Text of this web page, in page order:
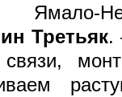
Ямало-
Третьяк.
связи,